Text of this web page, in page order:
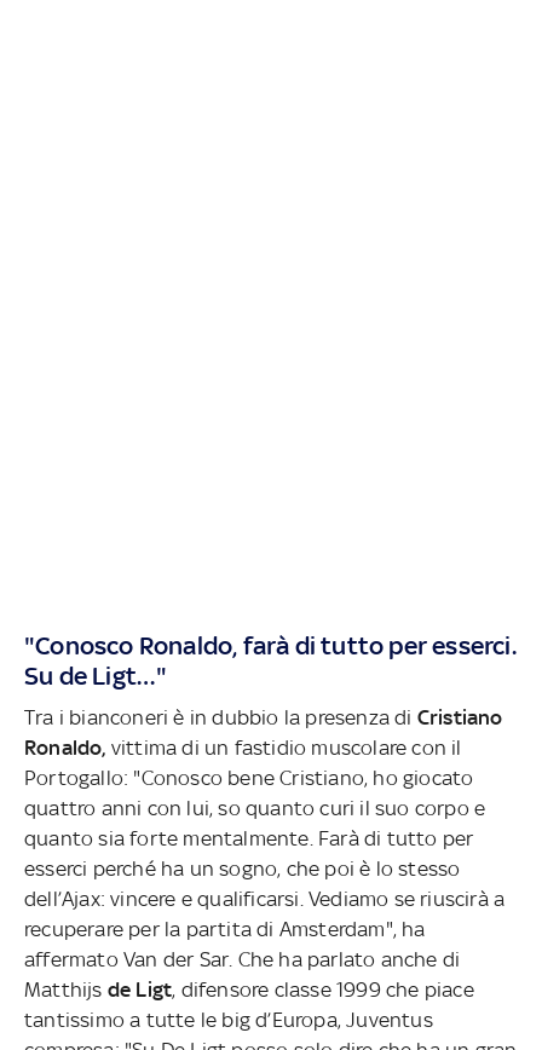
"Conosco Ronaldo, farà di tutto per esserci.
Su de Ligt…"
Tra i bianconeri è in dubbio la presenza di Cristiano
Ronaldo, vittima di un fastidio muscolare con il
Portogallo: "Conosco bene Cristiano, ho giocato
quattro anni con lui, so quanto curi il suo corpo e
quanto sia forte mentalmente. Farà di tutto per
esserci perché ha un sogno, che poi è lo stesso
dell’Ajax: vincere e qualificarsi. Vediamo se riuscirà a
recuperare per la partita di Amsterdam", ha
affermato Van der Sar. Che ha parlato anche di
Matthijs de Ligt, difensore classe 1999 che piace
tantissimo a tutte le big d’Europa, Juventus